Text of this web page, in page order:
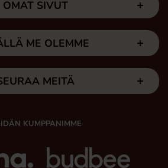
OMAT SIVUT
ME OLEMME
MEITÄ
KUMPPANIMME